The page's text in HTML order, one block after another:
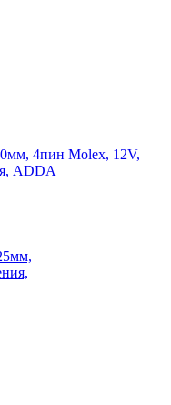
4пин Molex, 12V,
ADDA